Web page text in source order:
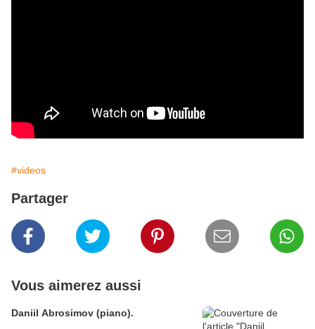
#videos
Partager
Vous aimerez aussi
Daniil Abrosimov (piano).